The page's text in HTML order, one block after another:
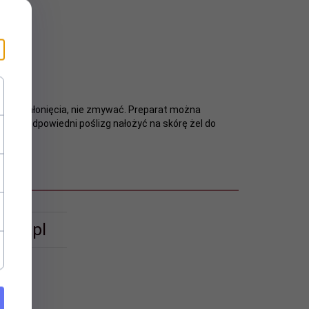
wchłonięcia, nie zmywać. Preparat można
odpowiedni poślizg nałożyć na skórę żel do